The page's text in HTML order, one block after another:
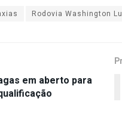
Rodovia Washington
em aberto para